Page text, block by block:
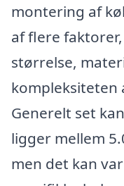
montering af
af flere
størrelse,
kompleksiteten
Generelt set
ligger mellem
men det kan